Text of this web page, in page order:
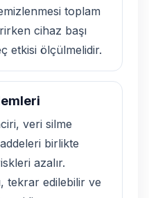
toplam
cihaz başı
etkisi ölçülmelidir.
veri silme
birlikte
azalır.
tekrar edilebilir ve